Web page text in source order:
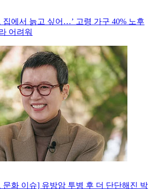
집에서 늙고 싶어…’ 고령 가구 40% 노후
어려워
문화 이슈] 유방암 투병 후 더 단단해진 박